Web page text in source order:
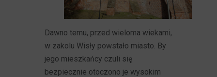
Dawno temu, przed wieloma wiekami,
w zakolu Wisły powstało miasto. By
jego mieszkańcy czuli się
bezpiecznie otoczono je wysokim